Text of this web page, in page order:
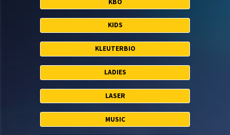
KIDS
KLEUTERBIO
LADIES
LASER
MUSIC